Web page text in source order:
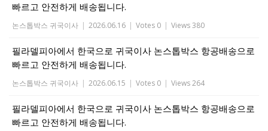
빠르고 안전하게 배송됩니다.
논스톱박스 귀국이사 | 2026.06.16 | Votes 0 | Views 380
필라델피아에서 한국으로 귀국이사 논스톱박스 항공배송으로
빠르고 안전하게 배송됩니다.
논스톱박스 귀국이사 | 2026.06.15 | Votes 0 | Views 264
필라델피아에서 한국으로 귀국이사 논스톱박스 항공배송으로
빠르고 안전하게 배송됩니다.